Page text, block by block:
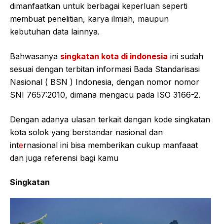
dimanfaatkan untuk berbagai keperluan seperti
membuat penelitian, karya ilmiah, maupun
kebutuhan data lainnya.
Bahwasanya singkatan kota di indonesia ini sudah
sesuai dengan terbitan informasi Bada Standarisasi
Nasional ( BSN ) Indonesia, dengan nomor nomor
SNI 7657:2010, dimana mengacu pada ISO 3166-2.
Dengan adanya ulasan terkait dengan kode singkatan
kota solok yang berstandar nasional dan
internasional ini bisa memberikan cukup manfaaat
dan juga referensi bagi kamu
Singkatan